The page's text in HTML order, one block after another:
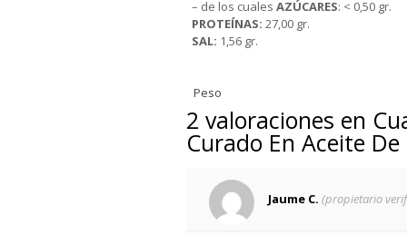
– de los cuales AZÚCARES: < 0,50 gr.
PROTEÍNAS: 27,00 gr.
SAL: 1,56 gr.
Peso
2 valoraciones en
Curado En Aceite
Jaume C. (propietario